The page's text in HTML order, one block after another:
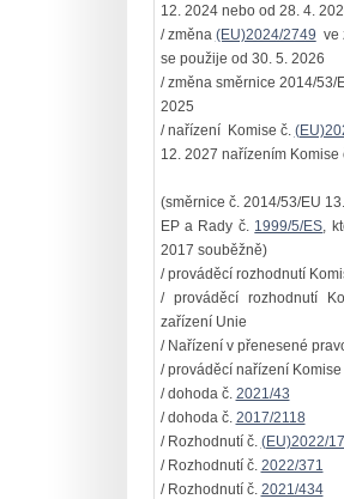
12. 2024 nebo od 28. 4.
/ změna (EU)2024/2749 ve
se použije od 30. 5. 2026
/ změna směrnice 2014/53/
2025
/ nařízení Komise č.
12. 2027 nařízením Komise
(směrnice č. 2014/53/EU
EP a Rady č. 1999/5/ES,
2017 souběžně)
/ prováděcí rozhodnutí
/ prováděcí rozhodnutí
zařízení Unie
/ Nařízení v přenesené
/ prováděcí nařízení Komise
/ dohoda č. 2021/43
/ dohoda č. 2017/2118
/ Rozhodnutí č. (EU)2022/
/ Rozhodnutí č. 2022/371
/ Rozhodnutí č. 2021/434